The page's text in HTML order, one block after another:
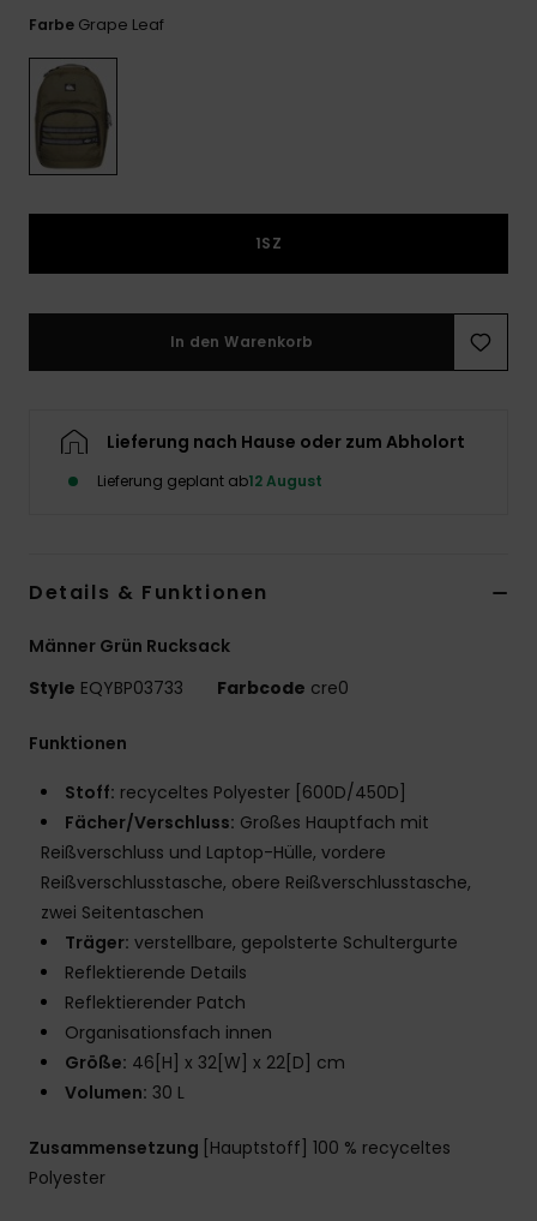
Farbe Grape Leaf
1SZ
In den Warenkorb
Lieferung nach Hause oder zum Abholort
Lieferung geplant ab12 August
Details & Funktionen
Männer Grün Rucksack
Style EQYBP03733 Farbcode cre0
Funktionen
Stoff: recyceltes Polyester [600D/450D]
Fächer/Verschluss: Großes Hauptfach mit
Reißverschluss und Laptop-Hülle, vordere
Reißverschlusstasche, obere Reißverschlusstasche,
zwei Seitentaschen
Träger: verstellbare, gepolsterte Schultergurte
Reflektierende Details
Reflektierender Patch
Organisationsfach innen
Größe: 46[H] x 32[W] x 22[D] cm
Volumen: 30 L
Zusammensetzung [Hauptstoff] 100 % recyceltes
Polyester